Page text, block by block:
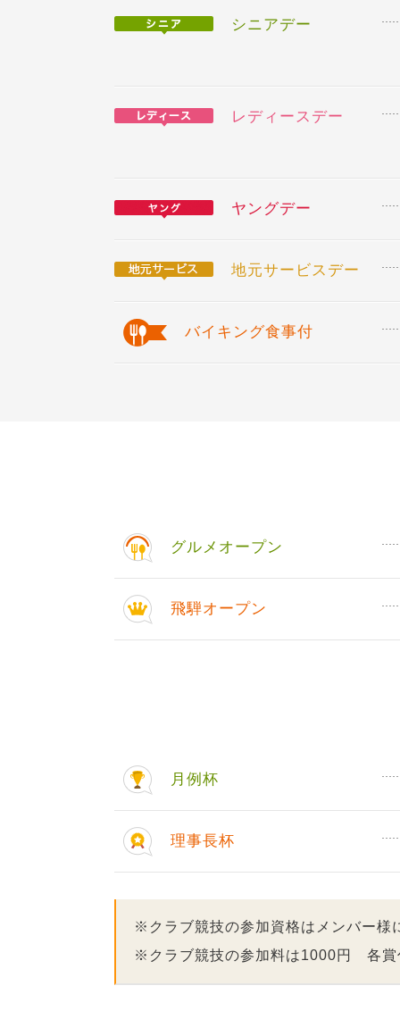
シニアデー
レディースデー
ヤングデー
地元サービスデー
バイキング食事付
グルメオープン
飛騨オープン
月例杯
理事長杯
※クラブ競技の参加資格はメンバー様
※クラブ競技の参加料は1000円 各賞